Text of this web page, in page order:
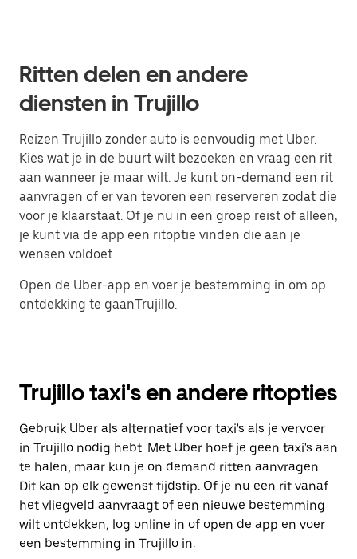
Ritten delen en andere
diensten in Trujillo
Reizen Trujillo zonder auto is eenvoudig met Uber.
Kies wat je in de buurt wilt bezoeken en vraag een rit
aan wanneer je maar wilt. Je kunt on-demand een rit
aanvragen of er van tevoren een reserveren zodat die
voor je klaarstaat. Of je nu in een groep reist of alleen,
je kunt via de app een ritoptie vinden die aan je
wensen voldoet.
Open de Uber-app en voer je bestemming in om op
ontdekking te gaanTrujillo.
Trujillo taxi's en andere ritopties
Gebruik Uber als alternatief voor taxi's als je vervoer
in Trujillo nodig hebt. Met Uber hoef je geen taxi's aan
te halen, maar kun je on demand ritten aanvragen.
Dit kan op elk gewenst tijdstip. Of je nu een rit vanaf
het vliegveld aanvraagt of een nieuwe bestemming
wilt ontdekken, log online in of open de app en voer
een bestemming in Trujillo in.